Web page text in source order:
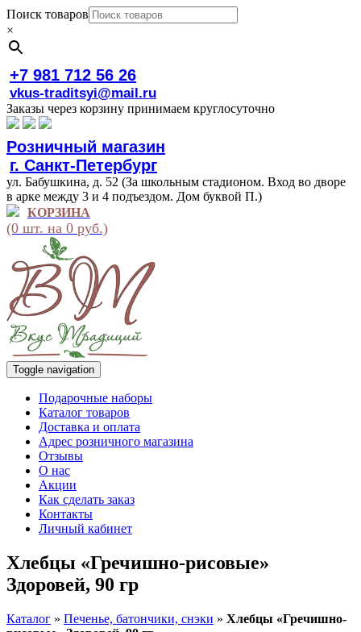
Поиск товаров
×
+7 981 712 56 26
vkus-traditsyi@mail.ru
Заказы через корзину принимаем круглосуточно
Розничный магазин
г. Санкт-Петербург
ул. Бабушкина, д. 52 (За школьным стадионом. Вход во дворе
в арке между 3 и 4 подъездом. Дом буквой П.)
КОРЗИНА
(0 шт. на 0 руб.)
Toggle navigation
Подарочные наборы
Каталог товаров
Доставка и оплата
Адрес розничного магазина
Отзывы
О нас
Акции
Как сделать заказ
Контакты
Личный кабинет
Хлебцы «Гречишно-рисовые»
Здоровей, 90 гр
Каталог » Печенье, батончики, снэки » Хлебцы «Гречишно-